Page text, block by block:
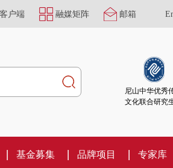
客户端 融媒矩阵 邮箱
尼山中华优秀
文化联合研究
基金募集 品牌项目 专家库